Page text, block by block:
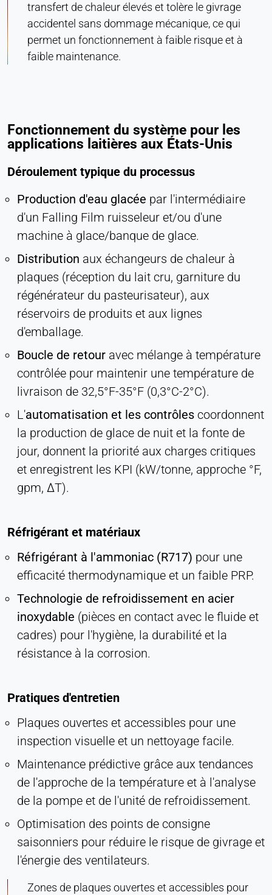
transfert de chaleur élevés et tolère le givrage
accidentel sans dommage mécanique, ce qui
permet un fonctionnement à faible risque et à
faible maintenance.
Fonctionnement du système pour les
applications laitières aux États-Unis
Déroulement typique du processus
Production d'eau glacée par l'intermédiaire
d'un Falling Film ruisseleur et/ou d'une
machine à glace/banque de glace.
Distribution aux échangeurs de chaleur à
plaques (réception du lait cru, garniture du
régénérateur du pasteurisateur), aux
réservoirs de produits et aux lignes
d'emballage.
Boucle de retour avec mélange à température
contrôlée pour maintenir une température de
livraison de 32,5°F-35°F (0,3°C-2°C).
L'automatisation et les contrôles coordonnent
la production de glace de nuit et la fonte de
jour, donnent la priorité aux charges critiques
et enregistrent les KPI (kW/tonne, approche °F,
gpm, ΔT).
Réfrigérant et matériaux
Réfrigérant à l'ammoniac (R717) pour une
efficacité thermodynamique et un faible PRP.
Technologie de refroidissement en acier
inoxydable (pièces en contact avec le fluide et
cadres) pour l'hygiène, la durabilité et la
résistance à la corrosion.
Pratiques d'entretien
Plaques ouvertes et accessibles pour une
inspection visuelle et un nettoyage facile.
Maintenance prédictive grâce aux tendances
de l'approche de la température et à l'analyse
de la pompe et de l'unité de refroidissement.
Optimisation des points de consigne
saisonniers pour réduire le risque de givrage et
l'énergie des ventilateurs.
Zones de plaques ouvertes et accessibles pour